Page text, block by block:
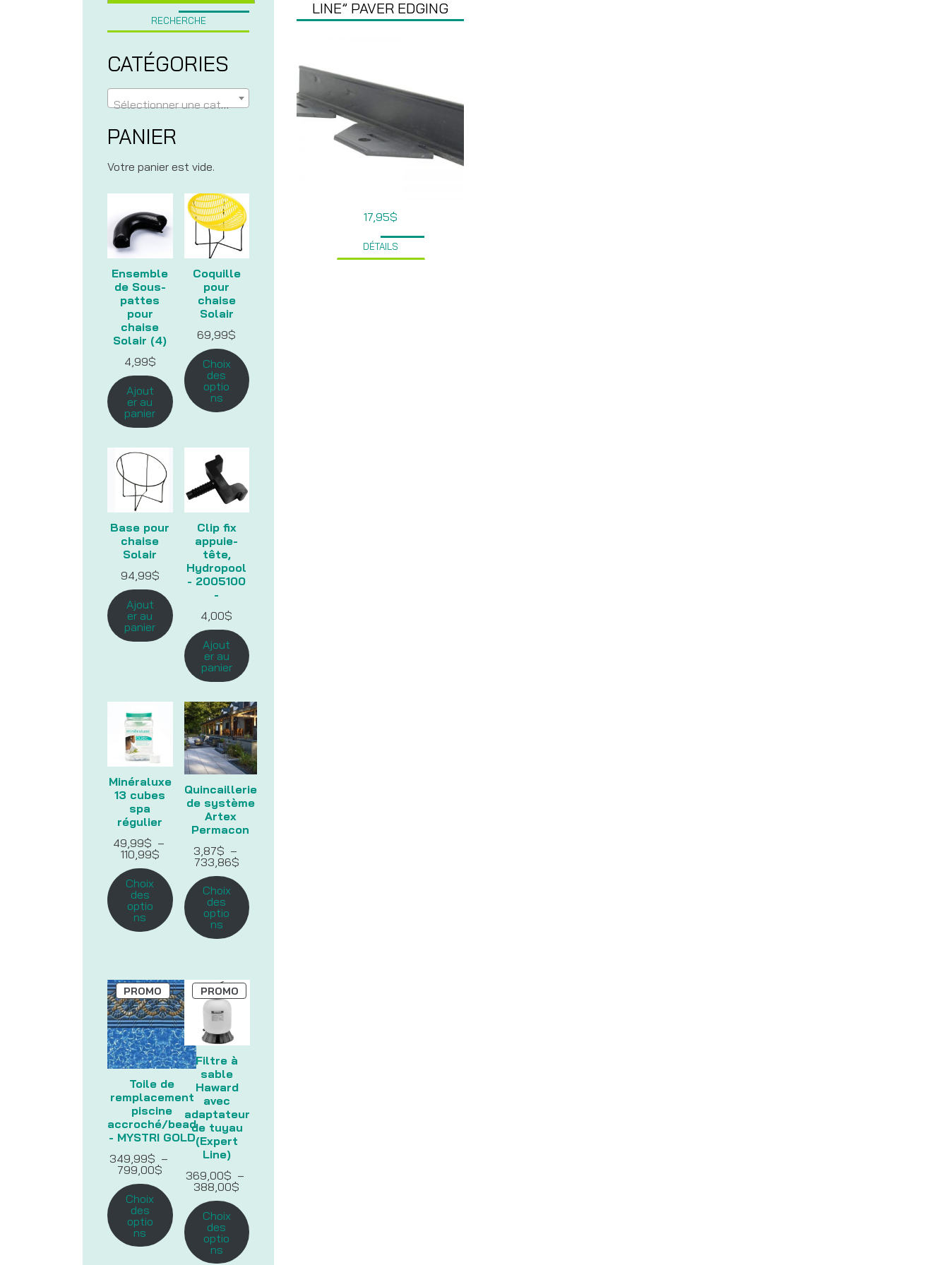
LINE” PAVER EDGING
17,95$
DÉTAILS
RECHERCHE
CATÉGORIES
Sélectionner une catégorie
PANIER
Votre panier est vide.
Ensemble
de Sous-
pattes
pour
chaise
Solair (4)
4,99$
Ajout
er au
panier
Coquille
pour
chaise
Solair
69,99$
Choix
des
optio
ns
Base pour
chaise
Solair
94,99$
Ajout
er au
panier
Clip fix
appuie-
tête,
Hydropool
- 2005100
-
4,00$
Ajout
er au
panier
Minéraluxe
13 cubes
spa
régulier
49,99$ –
110,99$Plage
prix :
49,99$
110,99$
Choix
des
optio
ns
Quincaillerie
de système
Artex
Permacon
3,87$ –
733,86$Plage
prix :
3,87$
733,86$
Choix
des
optio
ns
Toile de
remplacement
piscine
accroché/bead
- MYSTRI GOLD
PROMO PRODUIT
EN
PROMOTION
349,99$ –
799,00$ Plage
prix :
349,99$
799,00$
Choix
des
optio
ns
Filtre à
sable
Haward
avec
adaptateur
de tuyau
(Expert
Line)
PROMOPRODUIT
EN
369,00$ –
388,00$
prix :
369,00$
388,00$
Choix
des
optio
ns